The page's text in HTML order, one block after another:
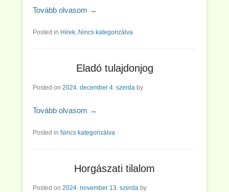
Tovább olvasom →
Posted in Hírek, Nincs kategorizálva
Eladó tulajdonjog
Posted on 2024. december 4. szerda by
Tovább olvasom →
Posted in Nincs kategorizálva
Horgászati tilalom
Posted on 2024. november 13. szerda by